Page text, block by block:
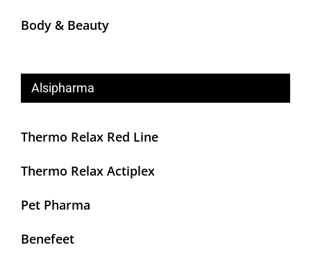
Body & Beauty
Alsipharma
Thermo Relax Red Line
Thermo Relax Actiplex
Pet Pharma
Benefeet